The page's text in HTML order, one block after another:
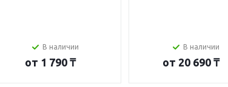
В наличии
от 1 790 ₸
В наличии
от 20 690 ₸